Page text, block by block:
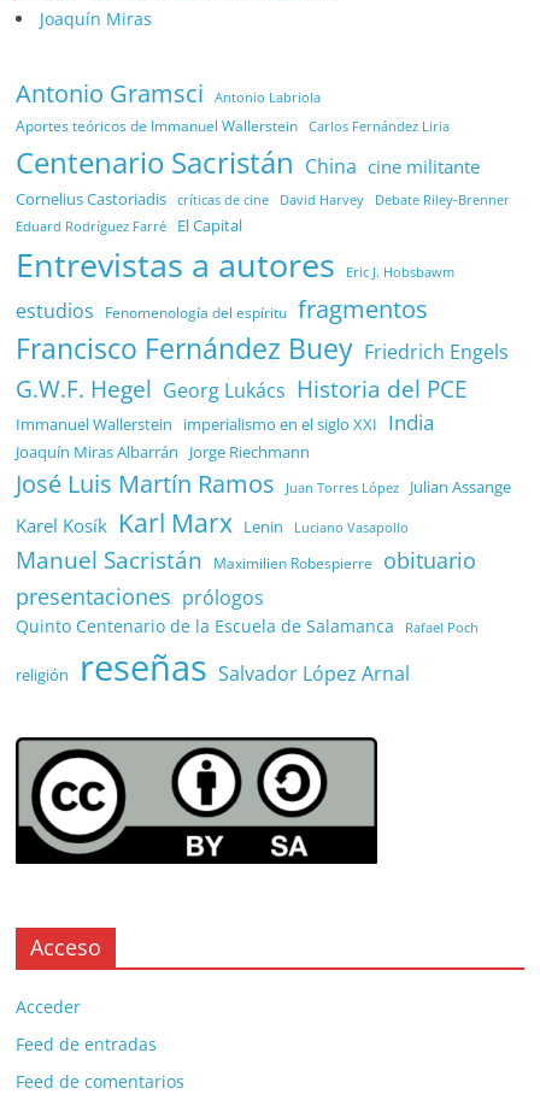
Joaquín Miras
Antonio Gramsci Antonio Labriola
Aportes teóricos de Immanuel Wallerstein Carlos Fernández Liria
Centenario Sacristán China cine militante
Cornelius Castoriadis críticas de cine David Harvey Debate Riley-Brenner
Eduard Rodríguez Farré El Capital
Entrevistas a autores Eric J. Hobsbawm
estudios Fenomenología del espíritu fragmentos
Francisco Fernández Buey Friedrich Engels
G.W.F. Hegel Georg Lukács Historia del PCE
Immanuel Wallerstein imperialismo en el siglo XXI India
Joaquín Miras Albarrán Jorge Riechmann
José Luis Martín Ramos Juan Torres López Julian Assange
Karel Kosík Karl Marx Lenin Luciano Vasapollo
Manuel Sacristán Maximilien Robespierre
obituario
presentaciones prólogos
Quinto Centenario de la Escuela de Salamanca Rafael Poch
religión reseñas Salvador López Arnal
Acceso
Acceder
Feed de entradas
Feed de comentarios